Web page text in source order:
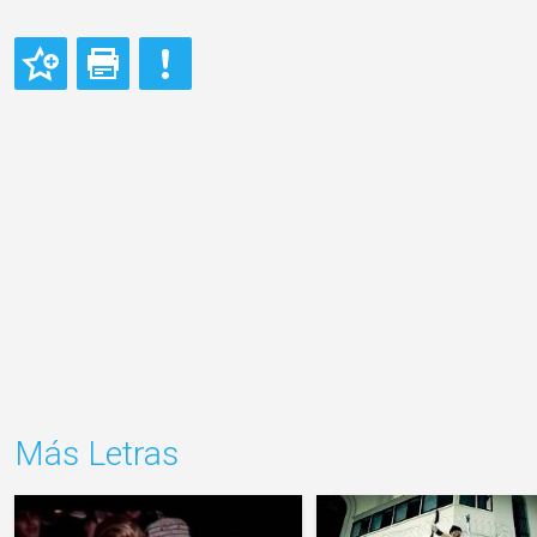
Más Letras